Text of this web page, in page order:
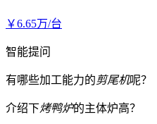
￥6.65万/台
智能提问
有哪些加工能力的剪尾机呢？
介绍下烤鸭炉的主体炉高？